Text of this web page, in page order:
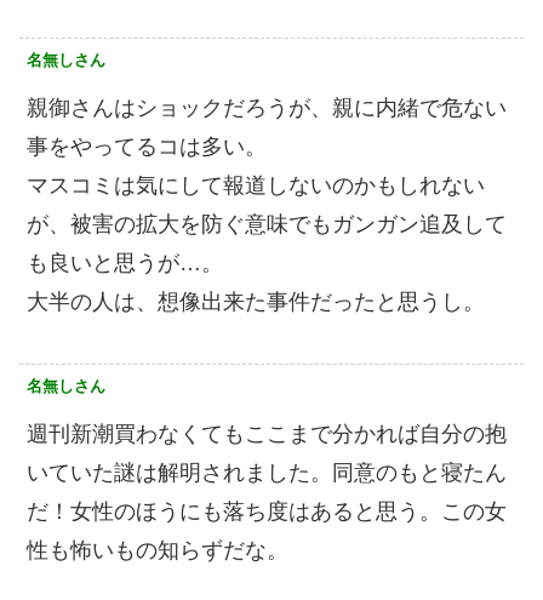
名無しさん
親御さんはショックだろうが、親に内緒で危ない
事をやってるコは多い。
マスコミは気にして報道しないのかもしれない
が、被害の拡大を防ぐ意味でもガンガン追及して
も良いと思うが…。
大半の人は、想像出来た事件だったと思うし。
名無しさん
週刊新潮買わなくてもここまで分かれば自分の抱
いていた謎は解明されました。同意のもと寝たん
だ！女性のほうにも落ち度はあると思う。この女
性も怖いもの知らずだな。